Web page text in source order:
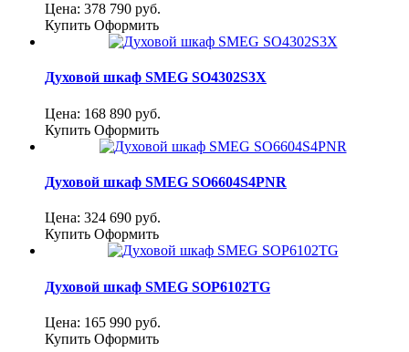
Цена: 378 790 руб.
Купить Оформить
Духовой шкаф SMEG SO4302S3X
Цена: 168 890 руб.
Купить Оформить
Духовой шкаф SMEG SO6604S4PNR
Цена: 324 690 руб.
Купить Оформить
Духовой шкаф SMEG SOP6102TG
Цена: 165 990 руб.
Купить Оформить